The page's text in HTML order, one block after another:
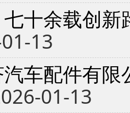
十余载创
13
车配件有
01-13